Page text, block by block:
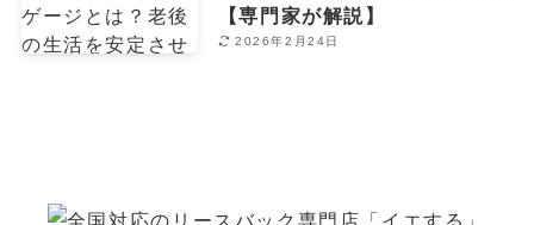
【専門家が解説】
2026年2月24日